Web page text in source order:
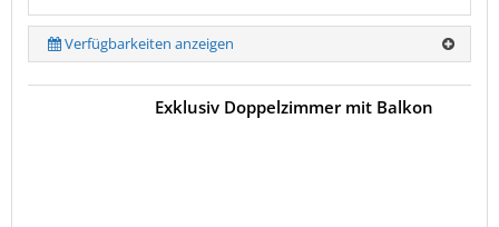
Verfügbarkeiten anzeigen
Exklusiv Doppelzimmer mit Balkon